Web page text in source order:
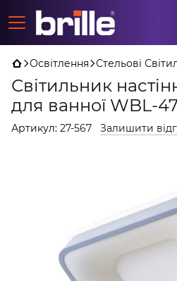
Освітлення Стельові
Світильник
для ванної WBL-
Артикул: 27-567 Залишити